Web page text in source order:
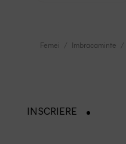
Femei Imbracaminte
INSCRIERE